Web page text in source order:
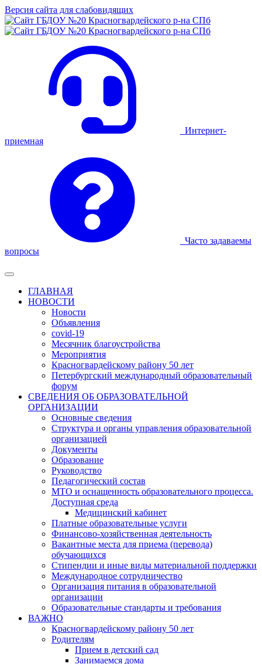
Версия сайта для слабовидящих
Интернет-
приемная
Часто задаваемы
вопросы
ГЛАВНАЯ
НОВОСТИ
Новости
Объявления
covid-19
Месячник благоустройства
Мероприятия
Красногвардейскому району 50 лет
Петербургский международный образовательный
форум
СВЕДЕНИЯ ОБ ОБРАЗОВАТЕЛЬНОЙ
ОРГАНИЗАЦИИ
Основные сведения
Структура и органы управления образовательной
организацией
Документы
Образование
Руководство
Педагогический состав
МТО и оснащенность образовательного процесса.
Доступная среда
Медицинский кабинет
Платные образовательные услуги
Финансово-хозяйственная деятельность
Вакантные места для приема (перевода)
обучающихся
Стипендии и иные виды материальной поддержки
Международное сотрудничество
Организация питания в образовательной
организации
Образовательные стандарты и требования
ВАЖНО
Красногвардейскому району 50 лет
Родителям
Прием в детский сад
Занимаемся дома